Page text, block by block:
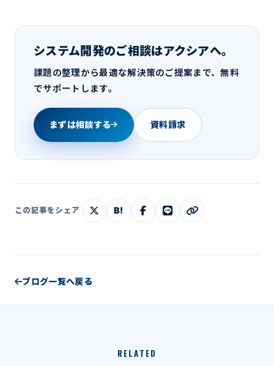
システム開発のご相談はアクシアへ。
課題の整理から最適な解決策のご提案まで、無料
でサポートします。
まずは相談する 資料請求
この記事をシェア B!
ブログ一覧へ戻る
RELATED